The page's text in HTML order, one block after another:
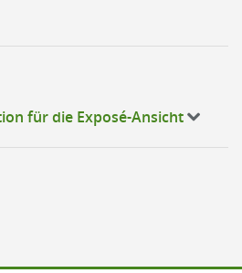
für die Exposé-Ansicht